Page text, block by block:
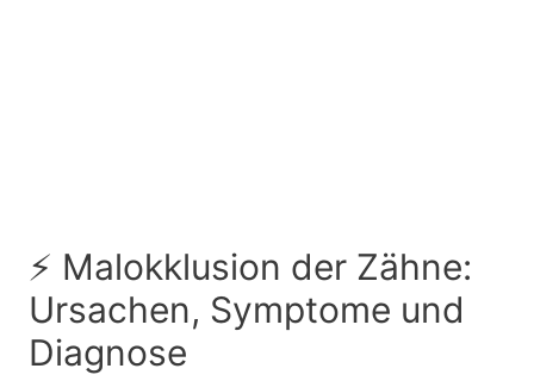
⚡ Malokklusion der Zähne:
Ursachen, Symptome und
Diagnose